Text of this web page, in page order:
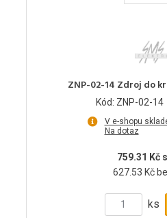
ZNP-02-14 Zdroj do
Kód: ZNP-02-14
V e-shopu
Na dotaz
759.31 Kč
627.53 Kč
ks